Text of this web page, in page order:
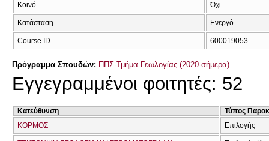
Κοινό Όχι
Κατάσταση Ενεργό
Course ID 600019053
Πρόγραμμα Σπουδών: ΠΠΣ-Τμήμα Γεωλογίας (2020-σήμερα)
Εγγεγραμμένοι φοιτητές: 52
Κατεύθυνση
Τύπος
ΚΟΡΜΟΣ
Επιλογής